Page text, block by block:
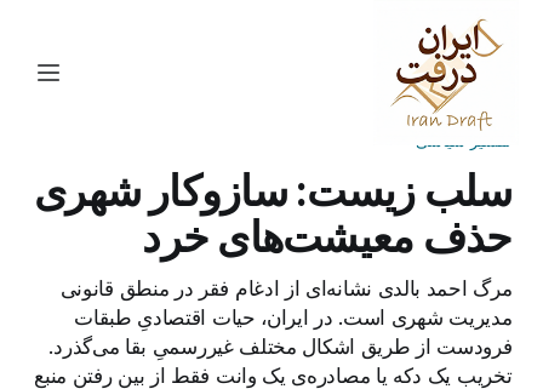
سلب زیست: سازوکار شهری
حذف معیشت‌های خرد
مرگ احمد بالدی نشانه‌ای از ادغام فقر در منطق قانونی
مدیریت شهری است. در ایران، حیات اقتصادیِ طبقات
فرودست از طریق اشکال مختلف غیررسمیِ بقا می‌گذرد.
تخریب یک دکه یا مصادره‌ی یک وانت فقط از بین رفتن منبع